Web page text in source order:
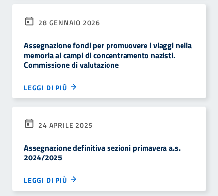
28 GENNAIO 2026
Assegnazione fondi per promuovere i viaggi nella
memoria ai campi di concentramento nazisti.
Commissione di valutazione
LEGGI DI PIÙ
24 APRILE 2025
Assegnazione definitiva sezioni primavera a.s.
2024/2025
LEGGI DI PIÙ